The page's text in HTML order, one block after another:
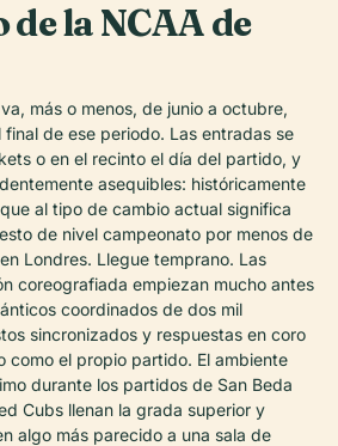
la NCAA de
más o menos, de junio a octubre,
final de ese periodo. Las entradas se
o en el recinto el día del partido, y
asequibles: históricamente
al tipo de cambio actual significa
de nivel campeonato por menos de
Londres. Llegue temprano. Las
coreografiada empiezan mucho antes
coordinados de dos mil
sincronizados y respuestas en coro
el propio partido. El ambiente
durante los partidos de San Beda
Cubs llenan la grada superior y
algo más parecido a una sala de